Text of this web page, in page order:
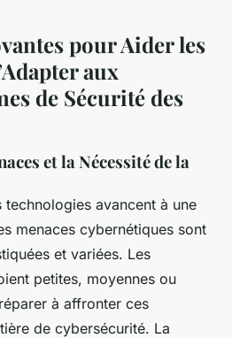
pour Aider les
aux
de Sécurité des
et la Nécessité de la
technologies avancent à une
menaces cybernétiques sont
et variées. Les
petites, moyennes ou
à affronter ces
de cybersécurité. La